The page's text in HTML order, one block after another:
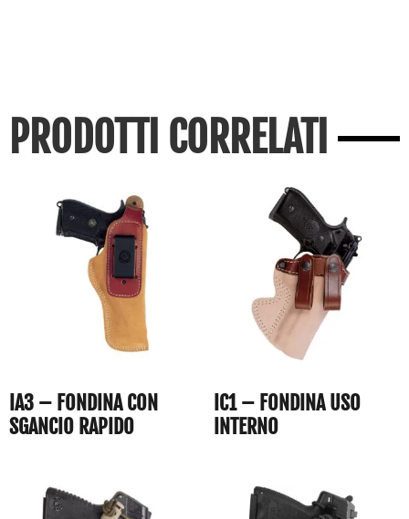
PRODOTTI CORRELATI
IA3 – FONDINA CON
SGANCIO RAPIDO
IC1 – FONDINA USO
INTERNO